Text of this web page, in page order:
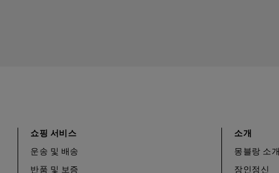
쇼핑 서비스
운송 및 배송
반품 및 보증
소개
몽블랑 소개
장인정신